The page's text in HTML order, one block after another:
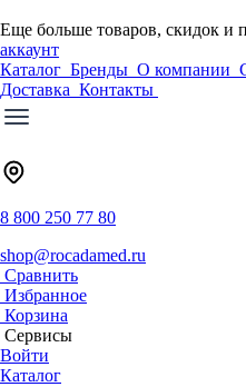
Еще больше товаров, скидок и
аккаунт
Каталог Бренды О компании
Доставка Контакты
8 800 250 77 80
shop@rocadamed.ru
Сравнить
Избранное
Корзина
Сервисы
Войти
Каталог